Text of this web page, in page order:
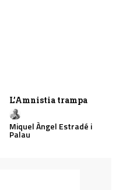
L’Amnistia trampa
Miquel Àngel Estradé i
Palau